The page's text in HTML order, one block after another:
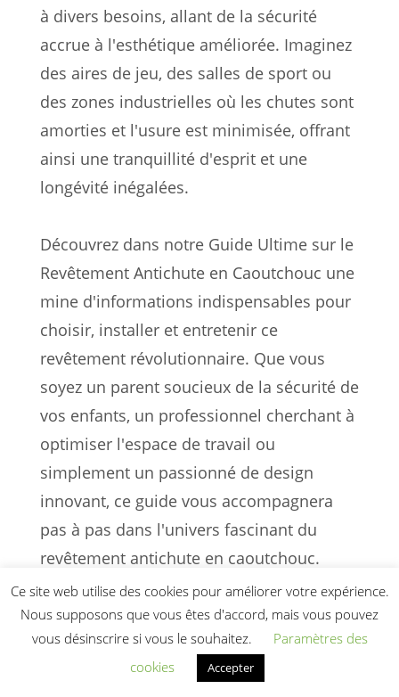
à divers besoins, allant de la sécurité
accrue à l'esthétique améliorée. Imaginez
des aires de jeu, des salles de sport ou
des zones industrielles où les chutes sont
amorties et l'usure est minimisée, offrant
ainsi une tranquillité d'esprit et une
longévité inégalées.
Découvrez dans notre Guide Ultime sur le
Revêtement Antichute en Caoutchouc une
mine d'informations indispensables pour
choisir, installer et entretenir ce
revêtement révolutionnaire. Que vous
soyez un parent soucieux de la sécurité de
vos enfants, un professionnel cherchant à
optimiser l'espace de travail ou
simplement un passionné de design
innovant, ce guide vous accompagnera
pas à pas dans l'univers fascinant du
revêtement antichute en caoutchouc.
Préparez-vous à transformer votre
environnement en un espace à la fois
sécuritaire, stylé et durable grâce aux
conseils avisés que vous trouverez dans
Ce site web utilise des cookies pour améliorer votre expérience.
Nous supposons que vous êtes d'accord, mais vous pouvez
vous désinscrire si vous le souhaitez.
Paramètres des
cookies
Accepter